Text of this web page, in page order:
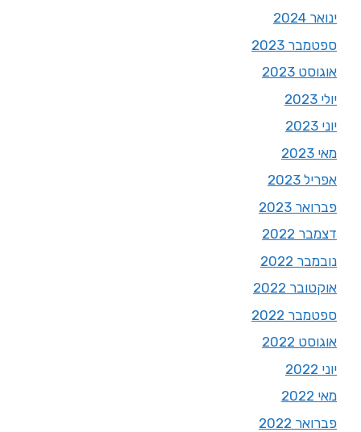
ינואר 2024
ספטמבר 2023
אוגוסט 2023
יולי 2023
יוני 2023
מאי 2023
אפריל 2023
פברואר 2023
דצמבר 2022
נובמבר 2022
אוקטובר 2022
ספטמבר 2022
אוגוסט 2022
יוני 2022
מאי 2022
פברואר 2022